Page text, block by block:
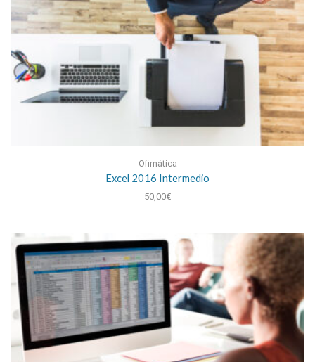
Ofimática
Excel 2016 Intermedio
50,00€